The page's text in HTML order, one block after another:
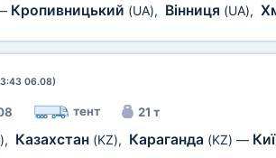
Кропивницький (UA), Вінниця (UA),
06.08)
тент 21 т
, Казахстан (KZ), Караганда (KZ) —